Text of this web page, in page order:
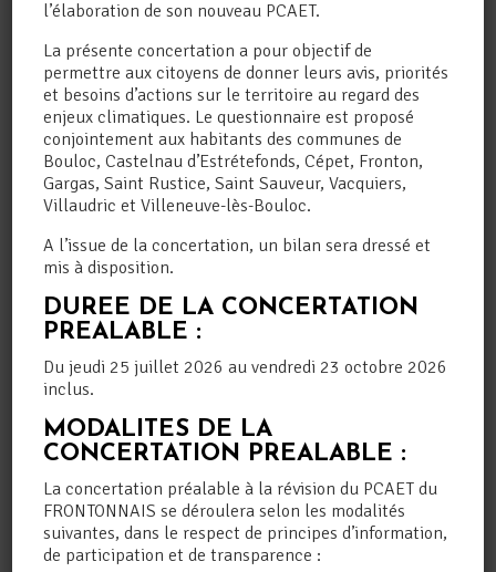
territoires participants face aux risques d’une
augmentation de température moyenne de
+4°C d’ici 2100et de construire un
d’actions qui sera par la suite généralisé à
l’ensemble du pays.
Étés torrides, coups de gel au printemps,
pluies torrentielles, sécheresse… Devenus
tout aussi fréquents qu’imprévisibles, ces
phénomènes tombent de moins en moins dans
ouvrant droit à des indemnisations de la part
des assureurs, eux aussi de plus en plus
comme les collectivités s’en voient
particulièrement affectés. Que faire, comment
édiles locaux se posent chaque jour, sans
avoir toujours la bonne réponse.
Le Frontonnais est accompagné à partir de cet
automne par leCEREMA, établissement public
administratif d’Etat, pour définir une
stratégie
opérationnelle d’adaptation au défi du +4°C.
« C’était décisif pour nous de participer à
l’élaboration de son nouveau PCAET.
La présente concertation a pour objectif de
permettre aux citoyens de donner leurs avis, priorités
et besoins d’actions sur le territoire au regard des
enjeux climatiques. Le questionnaire est proposé
conjointement aux habitants des communes de
Bouloc, Castelnau d’Estrétefonds, Cépet, Fronton,
Gargas, Saint Rustice, Saint Sauveur, Vacquiers,
Villaudric et Villeneuve-lès-Bouloc.
A l’issue de la concertation, un bilan sera dressé et
mis à disposition.
DUREE DE LA CONCERTATION
PREALABLE :
Du jeudi 25 juillet 2026 au vendredi 23 octobre 2026
inclus.
MODALITES DE LA
CONCERTATION PREALABLE :
La concertation préalable à la révision du PCAET du
FRONTONNAIS se déroulera selon les modalités
suivantes, dans le respect de principes d’information,
de participation et de transparence :